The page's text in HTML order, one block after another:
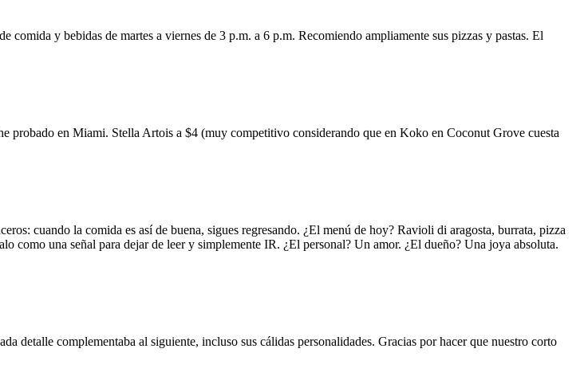
y bebidas de martes a viernes de 3 p.m. a 6 p.m. Recomiendo ampliamente sus pizzas y pastas. El
probado en Miami. Stella Artois a $4 (muy competitivo considerando que en Koko en Coconut Grove cuesta
cuando la comida es así de buena, sigues regresando. ¿El menú de hoy? Ravioli di aragosta, burrata, pizza
como una señal para dejar de leer y simplemente IR. ¿El personal? Un amor. ¿El dueño? Una joya absoluta.
detalle complementaba al siguiente, incluso sus cálidas personalidades. Gracias por hacer que nuestro corto